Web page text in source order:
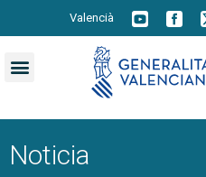
Valencià
Noticia